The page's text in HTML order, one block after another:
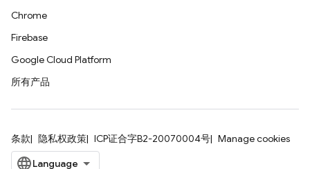
Chrome
Firebase
Google Cloud Platform
所有产品
条款 隐私权政策 ICP证合字B2-20070004号 Manage cookies